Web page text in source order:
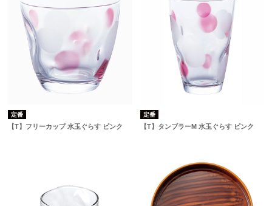
定番
【T】フリーカップ 水玉ぐらす ピンク
定番
【T】タンブラーM 水玉ぐらす ピンク